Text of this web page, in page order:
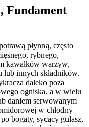
Fundament
płynną, często
rybnego,
kawałków warzyw,
lub innych składników.
daleko poza
ogniska, a w wielu
daniem serwowanym
w chłodny
bogaty, sycący gulasz,